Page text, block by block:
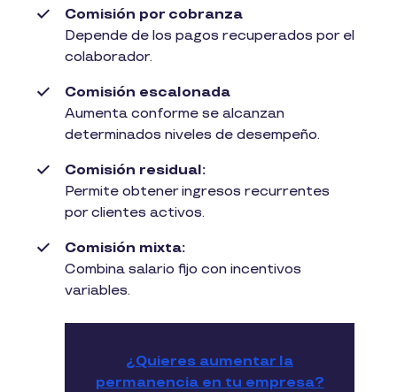
Comisión por cobranza
Depende de los pagos recuperados por el
colaborador.
Comisión escalonada
Aumenta conforme se alcanzan
determinados niveles de desempeño.
Comisión residual:
Permite obtener ingresos recurrentes
por clientes activos.
Comisión mixta:
Combina salario fijo con incentivos
variables.
¿Quieres aumentar la
permanencia en tu empresa?